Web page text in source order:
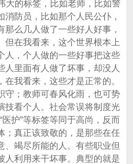
的标签，比如老师，比如警
防员，比如那个人民公仆，
么几人做了一些好人好事，
但在我看来，这个世界根本上
人，个人做的一些好事把这些
里面有人做了坏事，却没人
我看来，这些才是正常的。
守；教师可春风化雨，也可势
看个人。社会常误将制度光
医护”等标签等同于高尚，反而
；真正该致敬的，是那些‌在任
、竭尽所能的人‌。有些职业但
人利用来干坏事。典型的就是